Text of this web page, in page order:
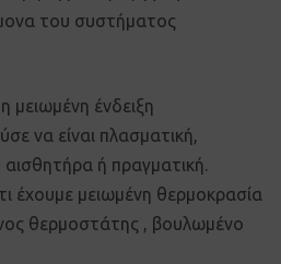
του συστήματος
μειωμένη ένδειξη
να είναι πλασματική,
ή πραγματική.
έχουμε μειωμένη θερμοκρασία
θερμοστάτης , βουλωμένο